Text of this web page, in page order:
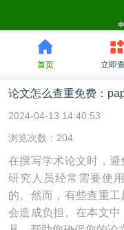
首页 立即
论文怎么查重免费：
2024-04-13 14:40:53
浏览次数：204
在撰写学术论文时，
研究人员经常需要使
的。然而，有些查重
会造成负担。在本文